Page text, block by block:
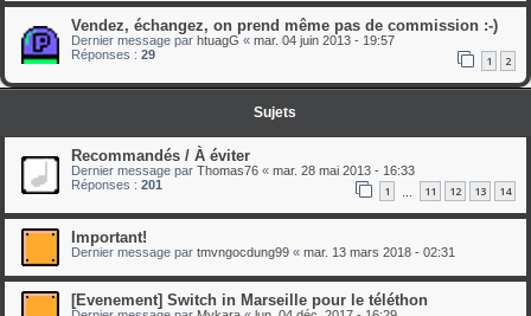
Vendez, échangez, on prend même pas de commission :-)
Dernier message par htuagG « mar. 04 juin 2013 - 19:57
Réponses : 29 1 2
Sujets
Recommandés / À éviter
Dernier message par Thomas76 « mar. 28 mai 2013 - 16:33
Réponses : 201 1 … 11 12 13 14
Important!
Dernier message par tmvngocdung99 « mar. 13 mars 2018 - 02:31
[Evenement] Switch in Marseille pour le téléthon